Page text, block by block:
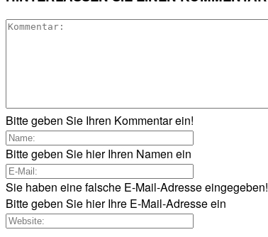
Bitte geben Sie Ihren Kommentar ein!
Bitte geben Sie hier Ihren Namen ein
Sie haben eine falsche E-Mail-Adresse eingegeben!
Bitte geben Sie hier Ihre E-Mail-Adresse ein